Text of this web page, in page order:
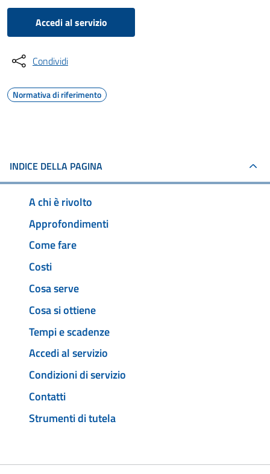
Accedi al servizio
Condividi
Normativa di riferimento
INDICE DELLA PAGINA
A chi è rivolto
Approfondimenti
Come fare
Costi
Cosa serve
Cosa si ottiene
Tempi e scadenze
Accedi al servizio
Condizioni di servizio
Contatti
Strumenti di tutela